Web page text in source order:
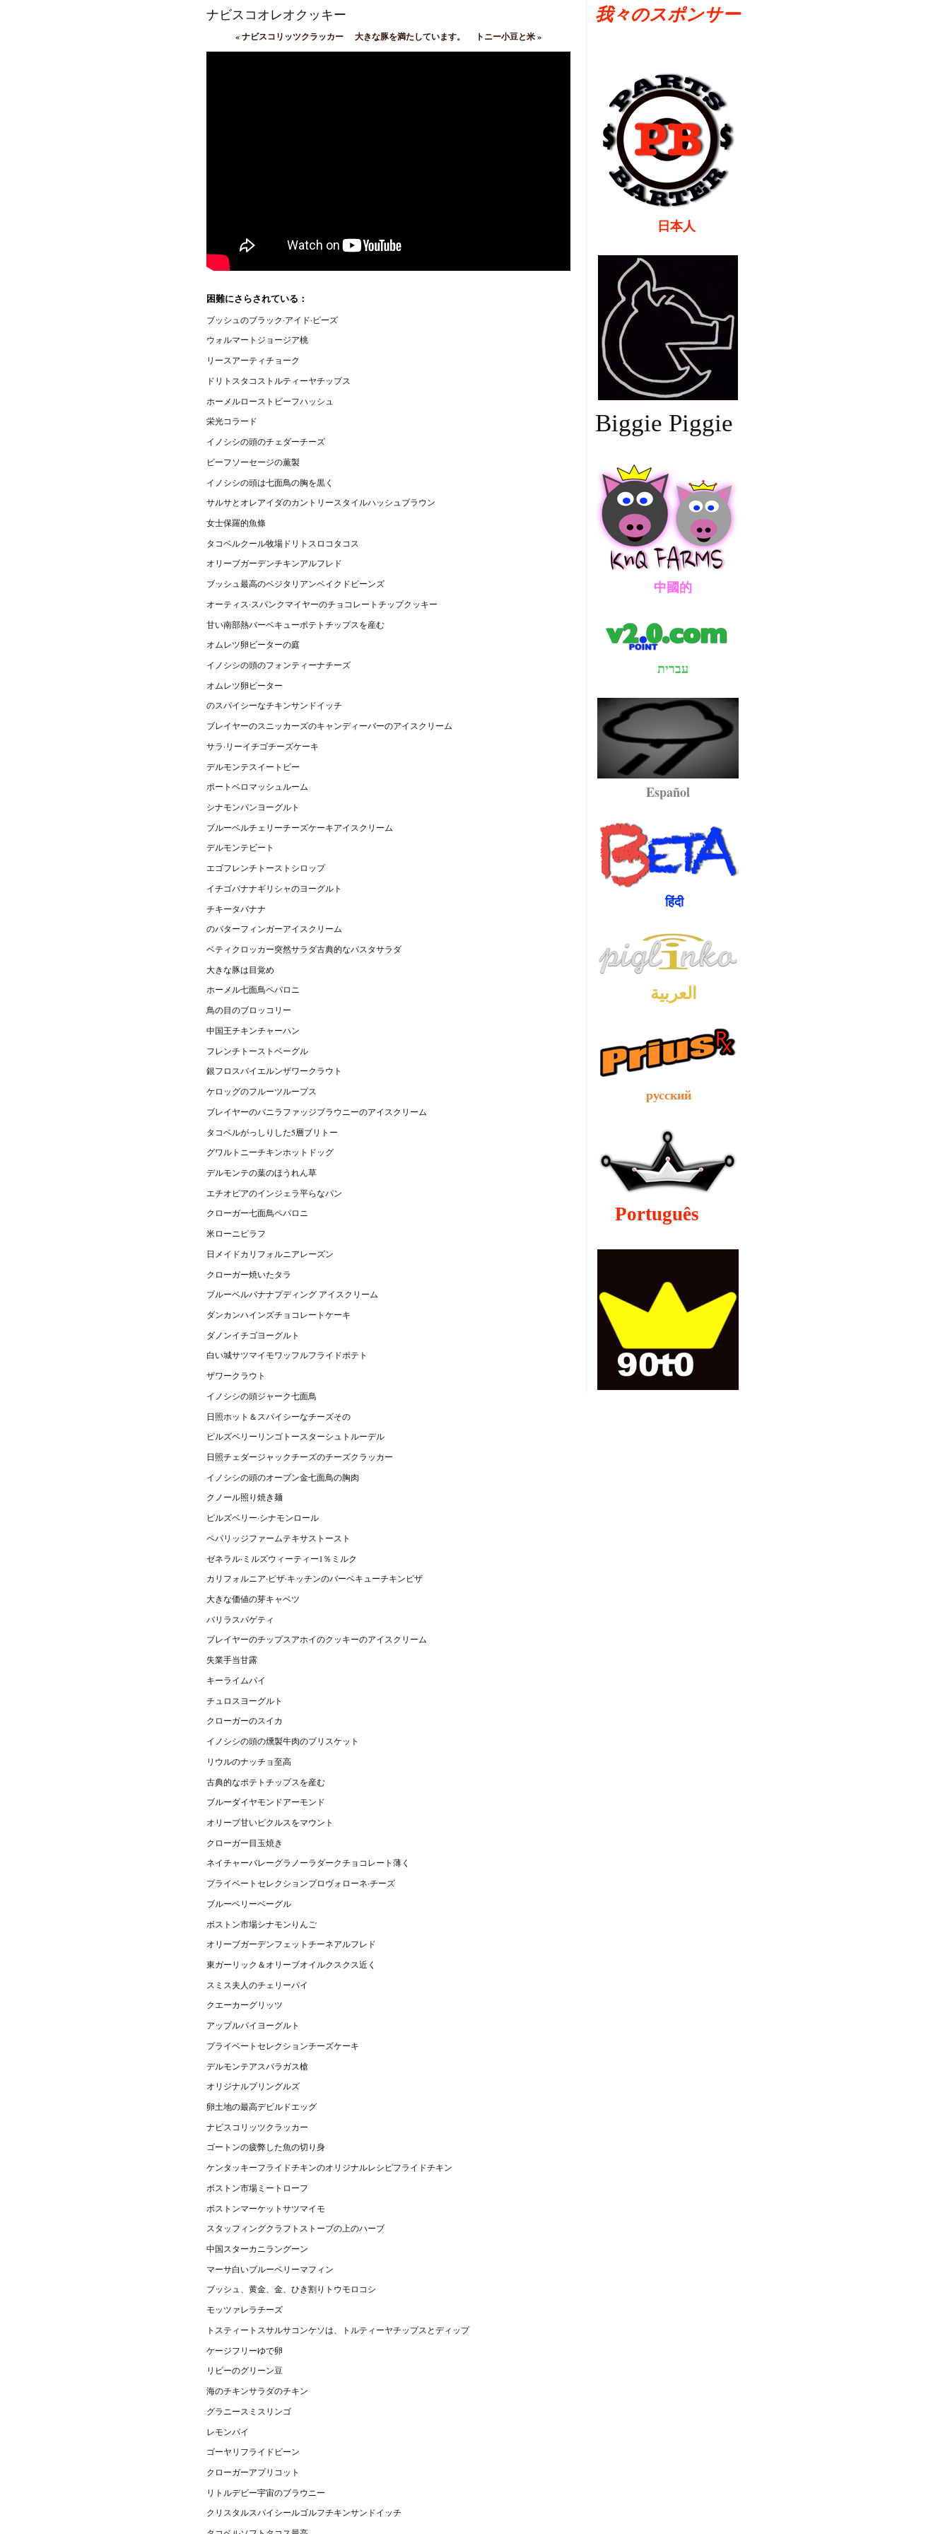
我々のスポンサー
日本人
Biggie Piggie
中國的
עברית
Español
हिंदी
العربية
русский
Português
ナビスコオレオクッキー
«ナビスコリッツクラッカー 大きな豚を満たしています。 トニー小豆と米»
困難にさらされている：
ブッシュのブラック·アイド·ピーズ
ウォルマートジョージア桃
リースアーティチョーク
ドリトスタコストルティーヤチップス
ホーメルローストビーフハッシュ
栄光コラード
イノシシの頭のチェダーチーズ
ビーフソーセージの薫製
イノシシの頭は七面鳥の胸を黒く
サルサとオレアイダのカントリースタイルハッシュブラウン
女士保羅的魚條
タコベルクール牧場ドリトスロコタコス
オリーブガーデンチキンアルフレド
ブッシュ最高のベジタリアンベイクドビーンズ
オーティス·スパンクマイヤーのチョコレートチップクッキー
甘い南部熱バーベキューポテトチップスを産む
オムレツ卵ビーターの庭
イノシシの頭のフォンティーナチーズ
オムレツ卵ビーター
のスパイシーなチキンサンドイッチ
ブレイヤーのスニッカーズのキャンディーバーのアイスクリーム
サラ·リーイチゴチーズケーキ
デルモンテスイートピー
ポートベロマッシュルーム
シナモンパンヨーグルト
ブルーベルチェリーチーズケーキアイスクリーム
デルモンテビート
エゴフレンチトーストシロップ
イチゴバナナギリシャのヨーグルト
チキータバナナ
のバターフィンガーアイスクリーム
ベティクロッカー突然サラダ古典的なパスタサラダ
大きな豚は目覚め
ホーメル七面鳥ペパロニ
鳥の目のブロッコリー
中国王チキンチャーハン
フレンチトーストベーグル
銀フロスバイエルンザワークラウト
ケロッグのフルーツループス
ブレイヤーのバニラファッジブラウニーのアイスクリーム
タコベルがっしりした5層ブリトー
グワルトニーチキンホットドッグ
デルモンテの葉のほうれん草
エチオピアのインジェラ平らなパン
クローガー七面鳥ペパロニ
米ローニピラフ
日メイドカリフォルニアレーズン
クローガー焼いたタラ
ブルーベルバナナプディング アイスクリーム
ダンカンハインズチョコレートケーキ
ダノンイチゴヨーグルト
白い城サツマイモワッフルフライドポテト
ザワークラウト
イノシシの頭ジャーク七面鳥
日照ホット＆スパイシーなチーズその
ピルズベリーリンゴトースターシュトルーデル
日照チェダージャックチーズのチーズクラッカー
イノシシの頭のオーブン金七面鳥の胸肉
クノール照り焼き麺
ピルズベリー·シナモンロール
ペパリッジファームテキサストースト
ゼネラル·ミルズウィーティー1％ミルク
カリフォルニア·ピザ·キッチンのバーベキューチキンピザ
大きな価値の芽キャベツ
バリラスパゲティ
ブレイヤーのチップスアホイのクッキーのアイスクリーム
失業手当甘露
キーライムパイ
チュロスヨーグルト
クローガーのスイカ
イノシシの頭の燻製牛肉のブリスケット
リウルのナッチョ至高
古典的なポテトチップスを産む
ブルーダイヤモンドアーモンド
オリーブ甘いピクルスをマウント
クローガー目玉焼き
ネイチャーバレーグラノーラダークチョコレート薄く
プライベートセレクションプロヴォローネ·チーズ
ブルーベリーベーグル
ボストン市場シナモンりんご
オリーブガーデンフェットチーネアルフレド
東ガーリック＆オリーブオイルクスクス近く
スミス夫人のチェリーパイ
クエーカーグリッツ
アップルパイヨーグルト
プライベートセレクションチーズケーキ
デルモンテアスパラガス槍
オリジナルプリングルズ
卵土地の最高デビルドエッグ
ナビスコリッツクラッカー
ゴートンの疲弊した魚の切り身
ケンタッキーフライドチキンのオリジナルレシピフライドチキン
ボストン市場ミートローフ
ボストンマーケットサツマイモ
スタッフィングクラフトストーブの上のハーブ
中国スターカニラングーン
マーサ白いブルーベリーマフィン
ブッシュ、黄金、金、ひき割りトウモロコシ
モッツァレラチーズ
トスティートスサルサコンケソは、トルティーヤチップスとディップ
ケージフリーゆで卵
リビーのグリーン豆
海のチキンサラダのチキン
グラニースミスリンゴ
レモンパイ
ゴーヤリフライドビーン
クローガーアプリコット
リトルデビー宇宙のブラウニー
クリスタルスパイシールゴルフチキンサンドイッチ